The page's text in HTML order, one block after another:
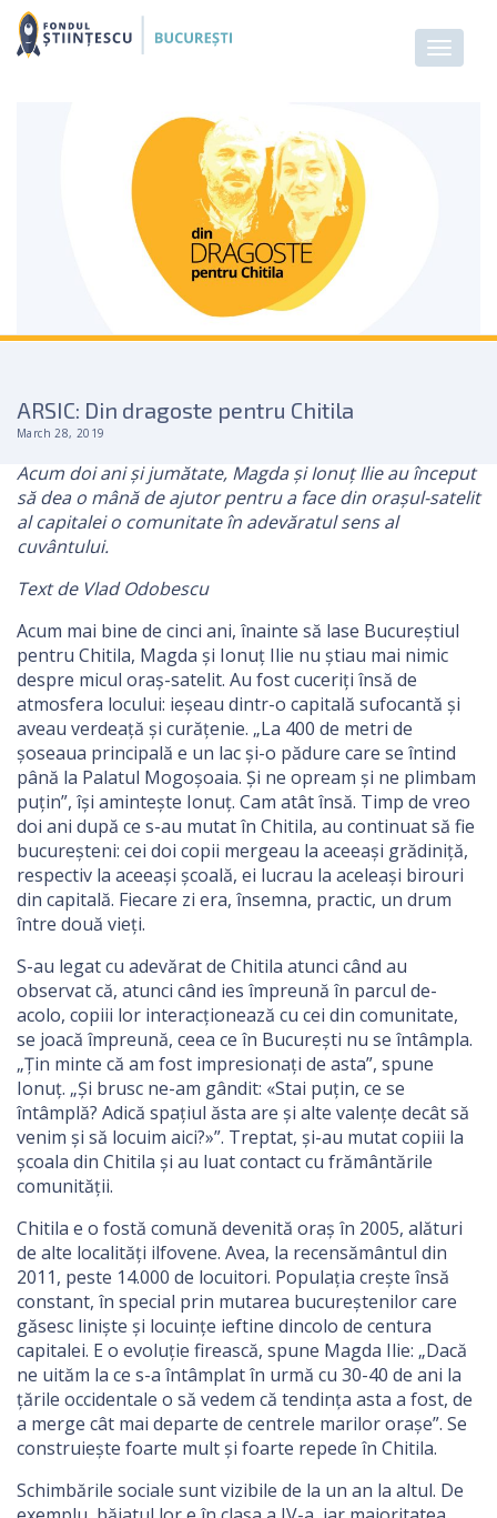
ARSIC: Din dragoste pentru Chitila
March 28, 2019
Acum doi ani și jumătate, Magda și Ionuț Ilie au început
să dea o mână de ajutor pentru a face din orașul-satelit
al capitalei o comunitate în adevăratul sens al
cuvântului.
Text de Vlad Odobescu
Acum mai bine de cinci ani, înainte să lase Bucureștiul
pentru Chitila, Magda și Ionuț Ilie nu știau mai nimic
despre micul oraș-satelit. Au fost cuceriți însă de
atmosfera locului: ieșeau dintr-o capitală sufocantă și
aveau verdeață și curățenie. „La 400 de metri de
șoseaua principală e un lac și-o pădure care se întind
până la Palatul Mogoșoaia. Și ne opream și ne plimbam
puțin”, își amintește Ionuț. Cam atât însă. Timp de vreo
doi ani după ce s-au mutat în Chitila, au continuat să fie
bucureșteni: cei doi copii mergeau la aceeași grădiniță,
respectiv la aceeași școală, ei lucrau la aceleași birouri
din capitală. Fiecare zi era, însemna, practic, un drum
între două vieți.
S-au legat cu adevărat de Chitila atunci când au
observat că, atunci când ies împreună în parcul de-
acolo, copiii lor interacționează cu cei din comunitate,
se joacă împreună, ceea ce în București nu se întâmpla.
„Țin minte că am fost impresionați de asta”, spune
Ionuț. „Și brusc ne-am gândit: «Stai puțin, ce se
întâmplă? Adică spațiul ăsta are și alte valențe decât să
venim și să locuim aici?»”. Treptat, și-au mutat copiii la
școala din Chitila și au luat contact cu frământările
comunității.
Chitila e o fostă comună devenită oraș în 2005, alături
de alte localități ilfovene. Avea, la recensământul din
2011, peste 14.000 de locuitori. Populația crește însă
constant, în special prin mutarea bucureștenilor care
găsesc liniște și locuințe ieftine dincolo de centura
capitalei. E o evoluție firească, spune Magda Ilie: „Dacă
ne uităm la ce s-a întâmplat în urmă cu 30-40 de ani la
țările occidentale o să vedem că tendința asta a fost, de
a merge cât mai departe de centrele marilor orașe”. Se
construiește foarte mult și foarte repede în Chitila.
Schimbările sociale sunt vizibile de la un an la altul. De